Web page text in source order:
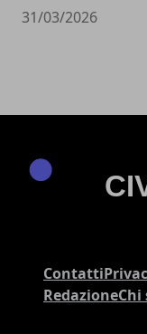
31/03/2026
Contatti
RedazioneChi